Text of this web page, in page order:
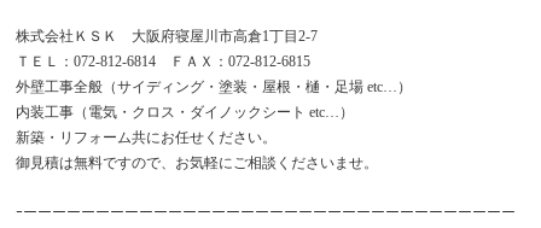
株式会社ＫＳＫ 大阪府寝屋川市高倉1丁目2-7
ＴＥＬ：072-812-6814 ＦＡＸ：072-812-6815
外壁工事全般（サイディング・塗装・屋根・樋・足場 etc…）
内装工事（電気・クロス・ダイノックシート etc…）
新築・リフォーム共にお任せください。
御見積は無料ですので、お気軽にご相談くださいませ。
ｰーーーーーーーーーーーーーーーーーーーーーーーーーーーーーーーーーー